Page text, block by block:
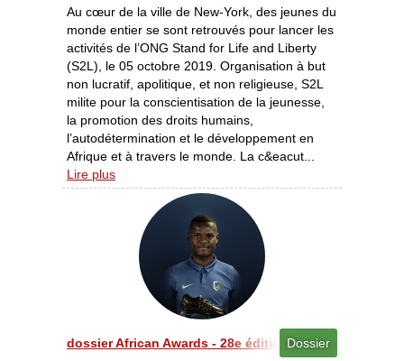
Au cœur de la ville de New-York, des jeunes du
monde entier se sont retrouvés pour lancer les
activités de l’ONG Stand for Life and Liberty
(S2L), le 05 octobre 2019. Organisation à but
non lucratif, apolitique, et non religieuse, S2L
milite pour la conscientisation de la jeunesse,
la promotion des droits humains,
l’autodétermination et le développement en
Afrique et à travers le monde. La c&eacut...
Lire plus
Dossier
dossier African Awards - 28e édition des African